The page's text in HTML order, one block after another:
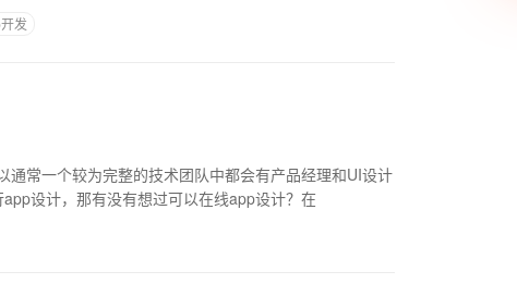
发
常一个较为完整的技术团队中都会有产品经理和UI设计
设计，那有没有想过可以在线app设计？在